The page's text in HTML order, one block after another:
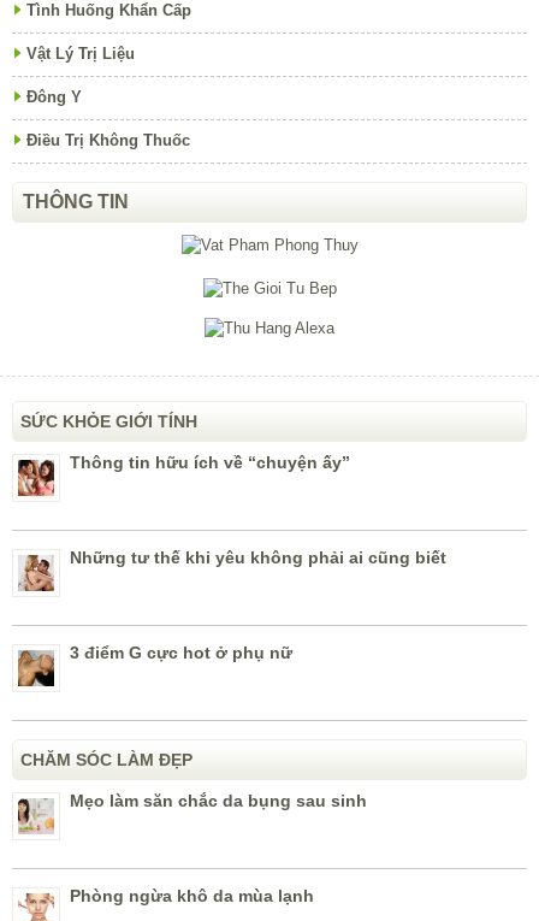
Tình Huống Khẩn Cấp
Vật Lý Trị Liệu
Đông Y
Điều Trị Không Thuốc
THÔNG TIN
SỨC KHỎE GIỚI TÍNH
Thông tin hữu ích về “chuyện ấy”
Những tư thế khi yêu không phải ai cũng biết
3 điểm G cực hot ở phụ nữ
CHĂM SÓC LÀM ĐẸP
Mẹo làm săn chắc da bụng sau sinh
Phòng ngừa khô da mùa lạnh